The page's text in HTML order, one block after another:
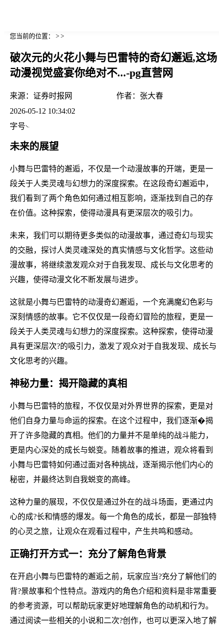
您当前的位置： > >
破次元的火花小舞与巴雷特的奇幻邂逅,这场
动漫视觉盛宴你绝对不...-pg直营网
来源： 证券时报网 作者： 张大春
2026-05-12 10:34:02
字号
未来的展望
小舞与巴雷特的邂逅，不仅是一个动漫故事的开端，更是一
段关于人类灵魂与幻想力的深度探索。在这段奇幻邂逅中，
我们看到了两个角色如何通过相互影响，逐渐找到自己的存
在价值。这种探索，使得动漫具有更深层次的吸引力。
未来，我们可以期待更多类似的动漫故事，通过奇幻与现实
的交融，探讨人类灵魂深处的真实情感与文化哲学。这些动
漫故事，将继续激发观众对于自我发现、成长与文化思考的
兴趣，使得动漫文化不断发展与进步。
这就是小舞与巴雷特的动漫奇幻邂逅，一个充满魔幻色彩与
深刻情感的故事。它不仅仅是一段奇幻冒险的旅程，更是一
段关于人类灵魂与幻想力的深度探索。这种探索，使得动漫
具有更深层次?的吸引力，激发了观众对于自我发现、成长与
文化思考的兴趣。
神秘力量：揭开隐藏的真相
小舞与巴雷特的旅程，不仅仅是对外界世界的探索，更是对
他们自身力量与命运的探索。在这个过程中，我们逐渐�揭
开了许多隐藏的真相。他们的力量并不是单纯的战斗能力，
更是内心深处的成长与蜕变。随着故事的推进，观众将看到
小舞与巴雷特如何通过面对各种挑战，逐渐揭示他们内心的
秘密，并最终达到自我蜕变的高峰。
这种力量的展现，不仅仅是通过外在的战斗场面，更通过内
心的成?长和情感的爆发。每一个角色的成长，都是一部独特
的心灵之旅，让观众在观看过程中，产生共鸣和感动。
正确打开方式一：充分了解角色背景
在开启小舞与巴雷特的邂逅之前，玩家应当?充分了解他们的
背?景故事和个性特点。游戏内的角色介绍和资料是非常重要
的参考资源，可以帮助玩家更好地理解角色的动机和行为。
通过阅读一些相关的小说和二次?创作，也可以更深入地了解